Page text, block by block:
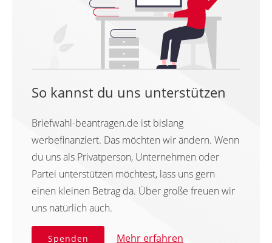
So kannst du uns unterstützen
Briefwahl-beantragen.de ist bislang
werbefinanziert. Das möchten wir ändern. Wenn
du uns als Privatperson, Unternehmen oder
Partei unterstützen möchtest, lass uns gern
einen kleinen Betrag da. Über große freuen wir
uns natürlich auch.
Spenden Mehr erfahren